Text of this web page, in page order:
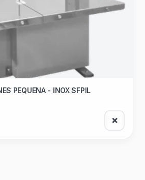
PEQUENA - INOX SFPIL
❌